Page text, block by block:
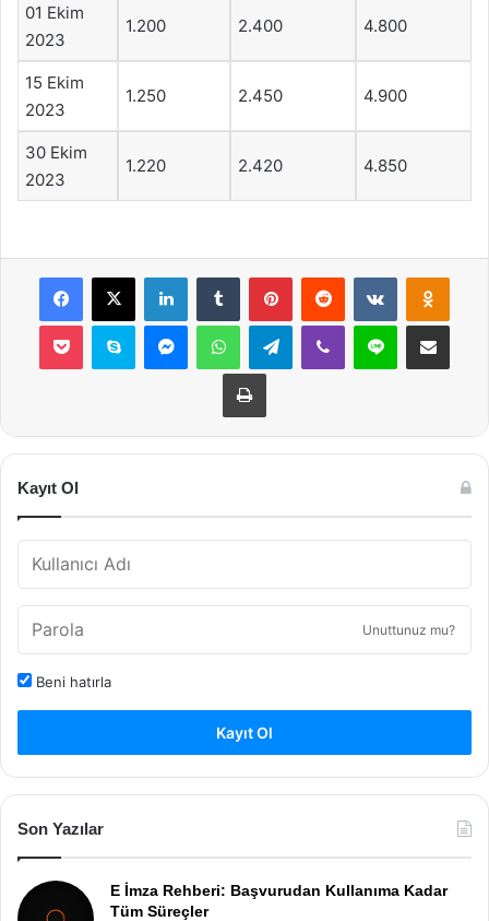
01 Ekim
2023
1.200 2.400 4.800
15 Ekim
2023
1.250 2.450 4.900
30 Ekim
2023
1.220 2.420 4.850
Facebook
X LinkedInTumblr PinterestReddit VKontakte
Pocket Skype MessengerWhatsAppTelegramViber Line E-Posta ile
Yazdır
Kayıt Ol
Unuttunuz mu?
Beni hatırla
Kayıt Ol
Son Yazılar
E İmza Rehberi: Başvurudan Kullanıma Kadar
Tüm Süreçler